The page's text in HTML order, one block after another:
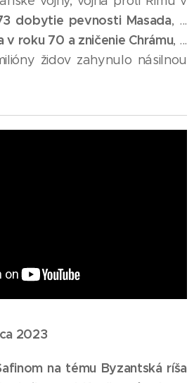
dobytie pevnosti Masada, ...
v roku 70 a zničenie Chrámu, ...
židov zahynulo násilnou
2023
na tému Byzantská ríša